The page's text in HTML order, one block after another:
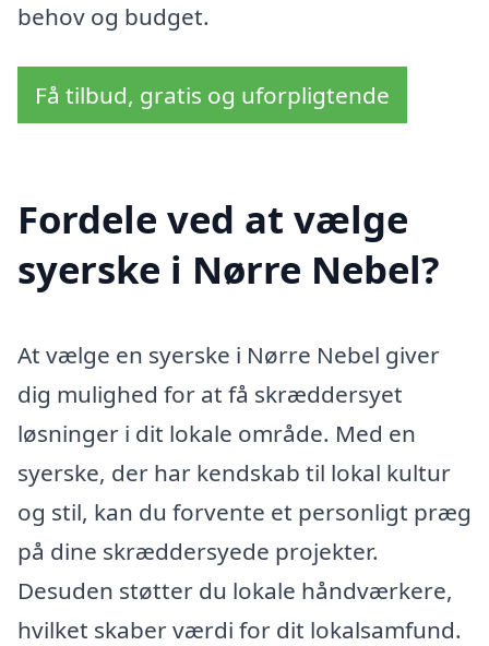
behov og budget.
Få tilbud, gratis og uforpligtende
Fordele ved at vælge
syerske i Nørre Nebel?
At vælge en syerske i Nørre Nebel giver
dig mulighed for at få skræddersyet
løsninger i dit lokale område. Med en
syerske, der har kendskab til lokal kultur
og stil, kan du forvente et personligt præg
på dine skræddersyede projekter.
Desuden støtter du lokale håndværkere,
hvilket skaber værdi for dit lokalsamfund.